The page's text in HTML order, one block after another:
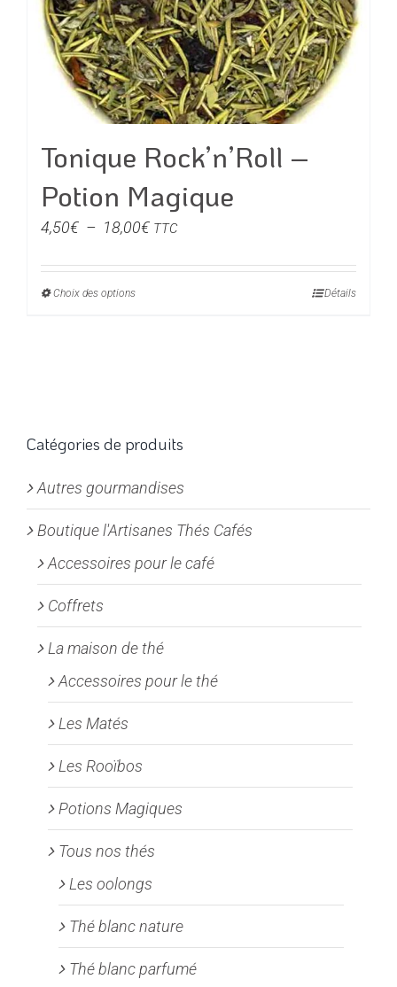
Tonique Rock’n’Roll –
Potion Magique
4,50€ – 18,00€Plage
prix :
TTC
Choix des optionsCe
options
être
choisies
sur
la
page
produit
Détails
Catégories de produits
Autres gourmandises
Boutique l'Artisanes Thés Cafés
Accessoires pour le café
Coffrets
La maison de thé
Accessoires pour le thé
Les Matés
Les Rooïbos
Potions Magiques
Tous nos thés
Les oolongs
Thé blanc nature
Thé blanc parfumé